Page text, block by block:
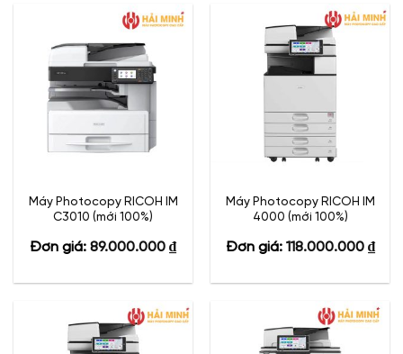
Máy Photocopy RICOH IM
C3010 (mới 100%)
Đơn giá: 89.000.000 ₫
Máy Photocopy RICOH IM
4000 (mới 100%)
Đơn giá: 118.000.000 ₫